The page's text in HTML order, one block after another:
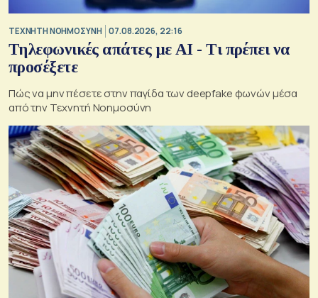
TΕΧΝΗΤΗ ΝΟΗΜΟΣΥΝΗ 07.08.2026, 22:16
Τηλεφωνικές απάτες με ΑΙ - Τι πρέπει να
προσέξετε
Πώς να μην πέσετε στην παγίδα των deepfake φωνών μέσα
από την Τεχνητή Νοημοσύνη